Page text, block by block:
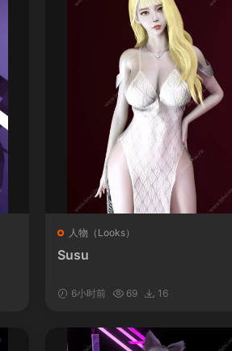
人物（Looks）
Susu
6小时前 69 16